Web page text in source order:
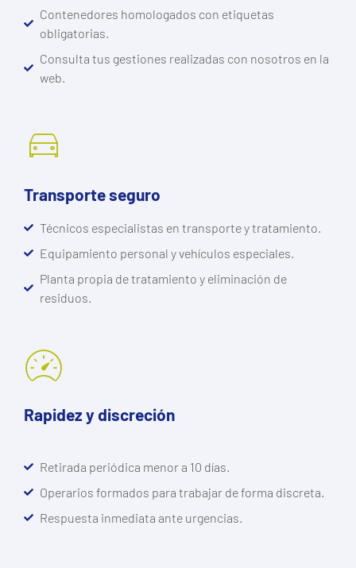
Contenedores homologados con etiquetas
obligatorias.
Consulta tus gestiones realizadas con nosotros en la
web.
Transporte seguro
Técnicos especialistas en transporte y tratamiento.
Equipamiento personal y vehículos especiales.
Planta propia de tratamiento y eliminación de
residuos.
Rapidez y discreción
Retirada periódica menor a 10 días.
Operarios formados para trabajar de forma discreta.
Respuesta inmediata ante urgencias.